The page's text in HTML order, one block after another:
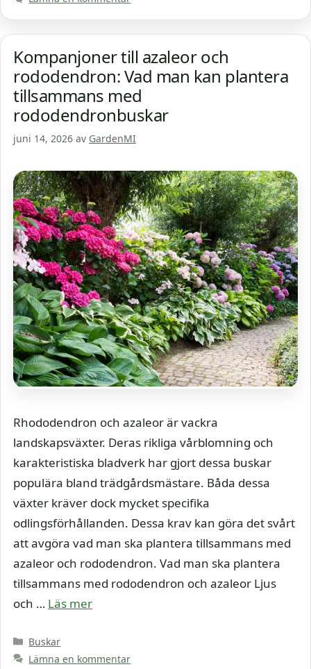
Kompanjoner till azaleor och
rododendron: Vad man kan plantera
tillsammans med
rododendronbuskar
juni 14, 2026 av GardenMI
Rhododendron och azaleor är vackra
landskapsväxter. Deras rikliga vårblomning och
karakteristiska bladverk har gjort dessa buskar
populära bland trädgårdsmästare. Båda dessa
växter kräver dock mycket specifika
odlingsförhållanden. Dessa krav kan göra det svårt
att avgöra vad man ska plantera tillsammans med
azaleor och rododendron. Vad man ska plantera
tillsammans med rododendron och azaleor Ljus
och … Läs mer
Kategorier
Buskar
Lämna en kommentar